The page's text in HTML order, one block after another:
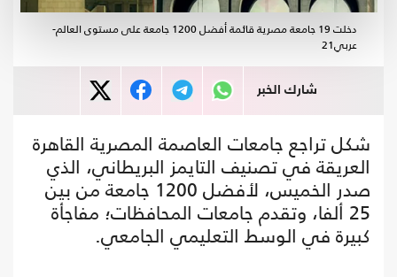
دخلت 19 جامعة مصرية قائمة أفضل 1200 جامعة على مستوى العالم-
عربي21
شارك الخبر
شكل تراجع جامعات العاصمة المصرية القاهرة
العريقة في تصنيف التايمز البريطاني، الذي
صدر الخميس، لأفضل 1200 جامعة من بين
25 ألفا، وتقدم جامعات المحافظات؛ مفاجأة
كبيرة في الوسط التعليمي الجامعي.